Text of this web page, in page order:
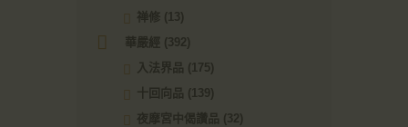
禅修 (13)
華嚴經 (392)
入法界品 (175)
十回向品 (139)
夜摩宮中偈讚品 (32)